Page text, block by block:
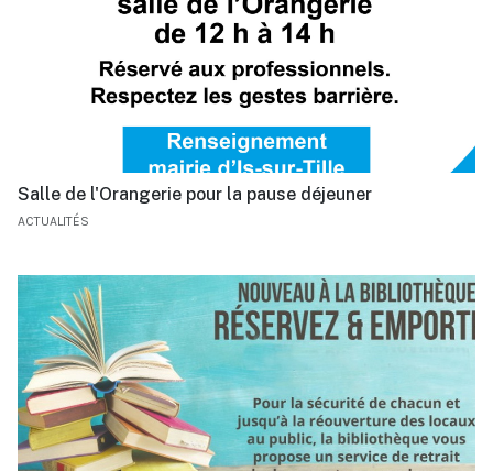
Salle de l'Orangerie pour la pause déjeuner
ACTUALITÉS